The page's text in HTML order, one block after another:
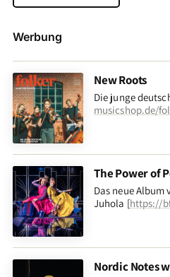
Werbung
New Roots
Die junge
musicshop.de/
The Power of
Das neue Album
Juhola [https://
Nordic Notes